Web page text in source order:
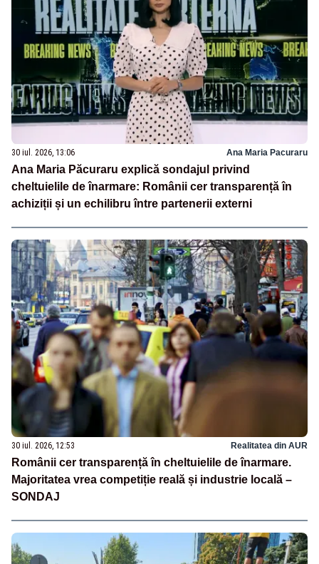
30 iul. 2026, 13:06 Ana Maria Pacuraru
Ana Maria Păcuraru explică sondajul privind
cheltuielile de înarmare: Românii cer transparență în
achiziții și un echilibru între partenerii externi
30 iul. 2026, 12:53 Realitatea din AUR
Românii cer transparență în cheltuielile de înarmare.
Majoritatea vrea competiție reală și industrie locală –
SONDAJ